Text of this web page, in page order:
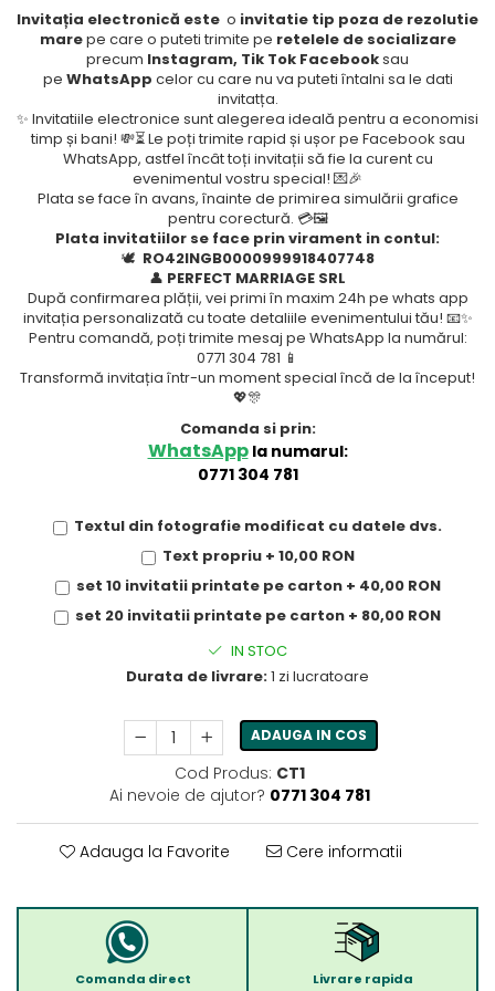
Invitația electronică este o invitatie tip poza de rezolutie
marepe care o puteti trimite pe retelele de socializare
precum Instagram, Tik Tok Facebooksau
pe WhatsApp celor cu care nu va puteti întalni sa le dati
invitatța.
✨ Invitatiile electronice sunt alegerea ideală pentru a economisi
timp și bani! 💸⏳ Le poți trimite rapid și ușor pe Facebook sau
WhatsApp, astfel încât toți invitații să fie la curent cu
evenimentul vostru special! 💌🎉
Plata se face în avans, înainte de primirea simulării grafice
pentru corectură. 💳🖼️
Plata invitatiilor se face prin virament in contul:
🕊️ RO42INGB0000999918407748
👤 PERFECT MARRIAGE SRL
După confirmarea plății, vei primi în maxim 24h pe whats app
invitația personalizată cu toate detaliile evenimentului tău! 📧✨
Pentru comandă, poți trimite mesaj pe WhatsApp la numărul:
0771 304 781 📱
Transformă invitația într-un moment special încă de la început!
💖🎊
Comanda si prin:
WhatsApp la numarul:
0771 304 781
Textul din fotografie modificat cu datele dvs.
Text propriu + 10,00 RON
set 10 invitatii printate pe carton + 40,00 RON
set 20 invitatii printate pe carton + 80,00 RON
IN STOC
Durata de livrare:1 zi lucratoare
ADAUGA IN COS
Cod Produs: CT1
Ai nevoie de ajutor? 0771 304 781
Adauga la Favorite Cere informatii
Comanda direct Livrare rapida